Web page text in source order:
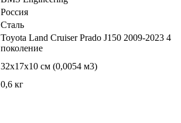
Россия
Сталь
Toyota Land Cruiser Prado J150 2009-2023 4
поколение
32х17х10 см (0,0054 м3)
0,6 кг